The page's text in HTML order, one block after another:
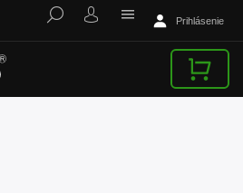
Prihlásenie